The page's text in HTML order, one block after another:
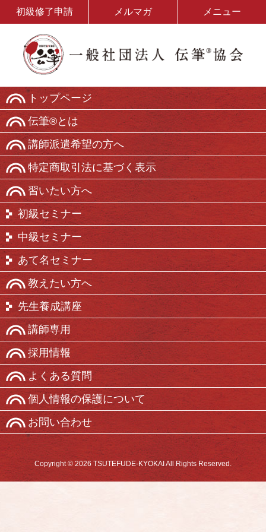
初級修了申請 メルマガ メニュー
トップページ
伝筆®とは
講師派遣希望の方へ
特定商取引法に基づく表示
習いたい方へ
初級セミナー
中級セミナー
あて名セミナー
教えたい方へ
先生養成講座
講師専用
採用情報
よくある質問
個人情報の保護について
お問い合わせ
Copyright © 2026 TSUTEFUDE-KYOKAI All Rights Reserved.